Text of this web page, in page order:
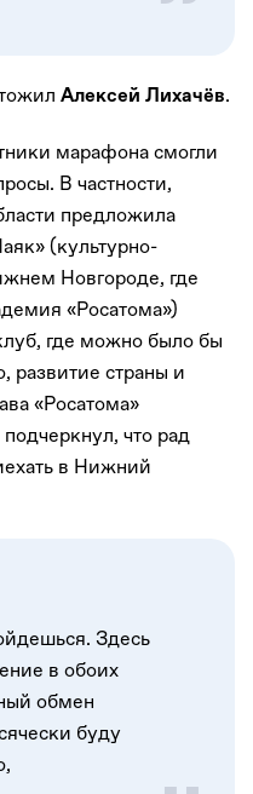
Алексей Лихачёв.
марафона смогли
В частности,
предложила
(культурно-
Новгороде, где
«Росатома»)
где можно было бы
развитие страны и
«Росатома»
что рад
в Нижний
Здесь
в обоих
обмен
буду